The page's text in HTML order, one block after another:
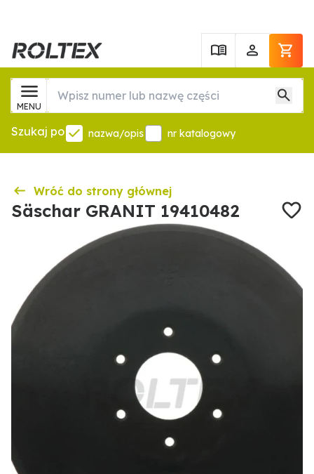
MENU
Szukaj po nazwa/opis nr katalogowy
Wróć do strony głównej
Säschar GRANIT 19410482